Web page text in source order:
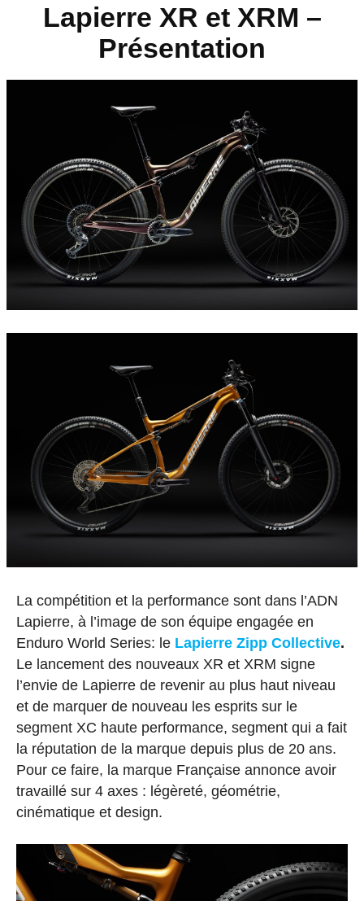
Lapierre XR et XRM –
Présentation
La compétition et la performance sont dans l’ADN
Lapierre, à l’image de son équipe engagée en
Enduro World Series: le Lapierre Zipp Collective.
Le lancement des nouveaux XR et XRM signe
l’envie de Lapierre de revenir au plus haut niveau
et de marquer de nouveau les esprits sur le
segment XC haute performance, segment qui a fait
la réputation de la marque depuis plus de 20 ans.
Pour ce faire, la marque Française annonce avoir
travaillé sur 4 axes : légèreté, géométrie,
cinématique et design.